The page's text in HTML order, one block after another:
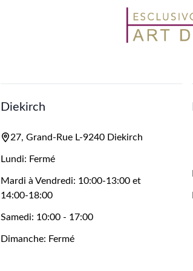
Diekirch
27, Grand-Rue L-9240 Diekirch
Lundi: Fermé
Mardi à Vendredi: 10:00-13:00 et
14:00-18:00
Samedi: 10:00 - 17:00
Dimanche: Fermé